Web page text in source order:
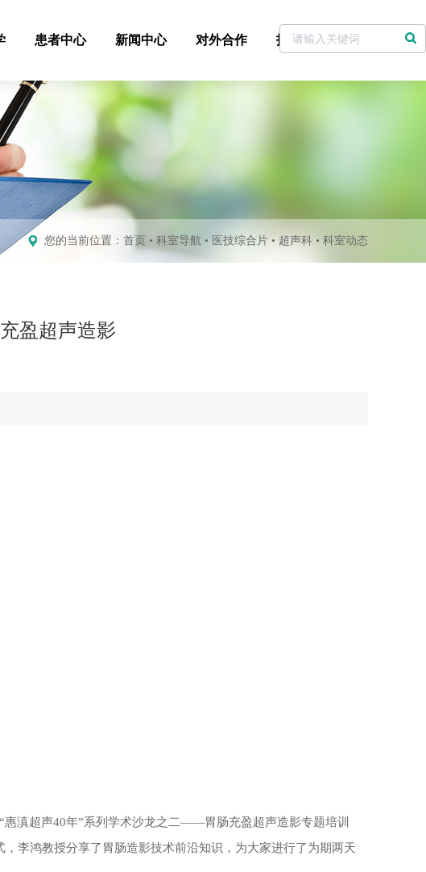
患者中心 新闻中心 对外合作 招标采购 党委书记信箱
您的当前位置： 首页 • 科室导航 • 医技综合片 • 超声科 • 科室动态
盈超声造影
“惠滇超声40年”系列学术沙龙之二——胃肠充盈超声造影专题培训
李鸿教授分享了胃肠造影技术前沿知识，为大家进行了为期两天